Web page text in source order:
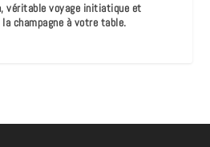
véritable voyage initiatique et
champagne à votre table.